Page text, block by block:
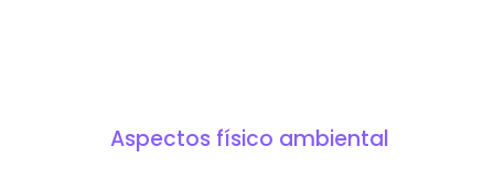
Aspectos físico ambiental